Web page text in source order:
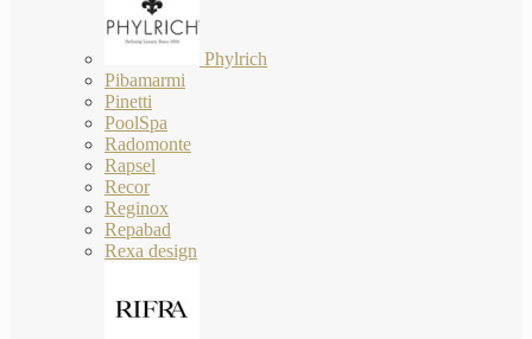
Phylrich
Pibamarmi
Pinetti
PoolSpa
Radomonte
Rapsel
Recor
Reginox
Repabad
Rexa design